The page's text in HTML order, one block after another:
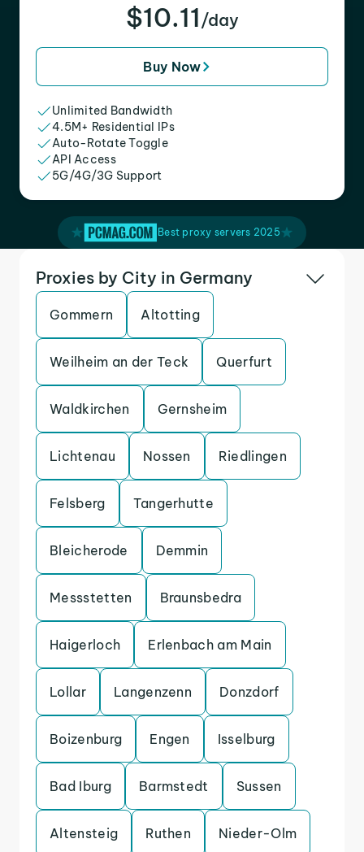
$10.11 /day
Buy Now
Unlimited Bandwidth
4.5M+ Residential IPs
Auto-Rotate Toggle
API Access
5G/4G/3G Support
Best proxy servers 2025
Proxies by City in Germany
Gommern Altotting
Weilheim an der Teck Querfurt
Waldkirchen Gernsheim
Lichtenau Nossen Riedlingen
Felsberg Tangerhutte
Bleicherode Demmin
Messstetten Braunsbedra
Haigerloch Erlenbach am Main
Lollar Langenzenn Donzdorf
Boizenburg Engen Isselburg
Bad Iburg Barmstedt Sussen
Altensteig Ruthen Nieder-Olm